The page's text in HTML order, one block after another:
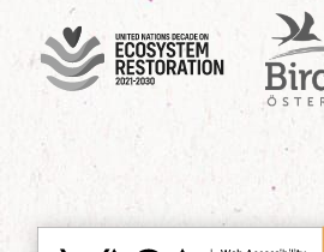
UN Decade
Birdlife